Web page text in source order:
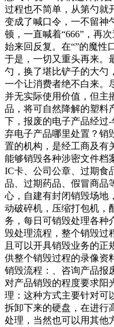
过程也不简单，从第勺就
变成了喊口令，一不留神
顿，一直喊着“666”，再
始来回反复。在“”的魔性
于是，一切又重头再来。
勺，换了堪比铲子的大勺
一个让消费者绝不白来。
并无实际使用价值，但主
品，将可自然降解的塑料
下，报废的电子产品经
弃电子产品哪里处置？销
置的机构，是经工商及有
能够销毁各种涉密文件档
IC卡、公司公章、过期食
品、过期药品、假冒商品
心，自建有封闭销毁场地
动破碎机，压缩打包机，
务，每日可销毁处理各种
毁处理流程，整个销毁过
且可以开具销毁业务的正
供整个销毁过程的录像资
销毁流程：、咨询产品报
对产品销毁的程度要求阳
理：这种方式主要针对可
拆卸下来的硬盘，在进行
处理，当然也可以用其他